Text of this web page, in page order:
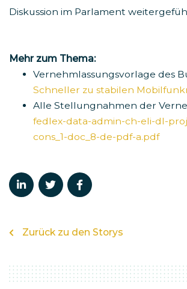
Diskussion im Parlament
Mehr zum Thema:
Vernehmlassungsvorlage des
Schneller zu stabilen
Alle Stellungnahmen der
fedlex-data-admin-ch-eli-dl-
cons_1-doc_8-de-pdf-a.pdf
Zurück zu den Storys